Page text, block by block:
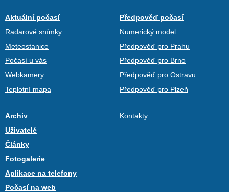
Aktuální počasí
Radarové snímky
Meteostanice
Počasí u vás
Webkamery
Teplotní mapa
Předpověď počasí
Numerický model
Předpověď pro Prahu
Předpověď pro Brno
Předpověď pro Ostravu
Předpověď pro Plzeň
Archiv
Uživatelé
Články
Fotogalerie
Aplikace na telefony
Počasí na web
Kontakty